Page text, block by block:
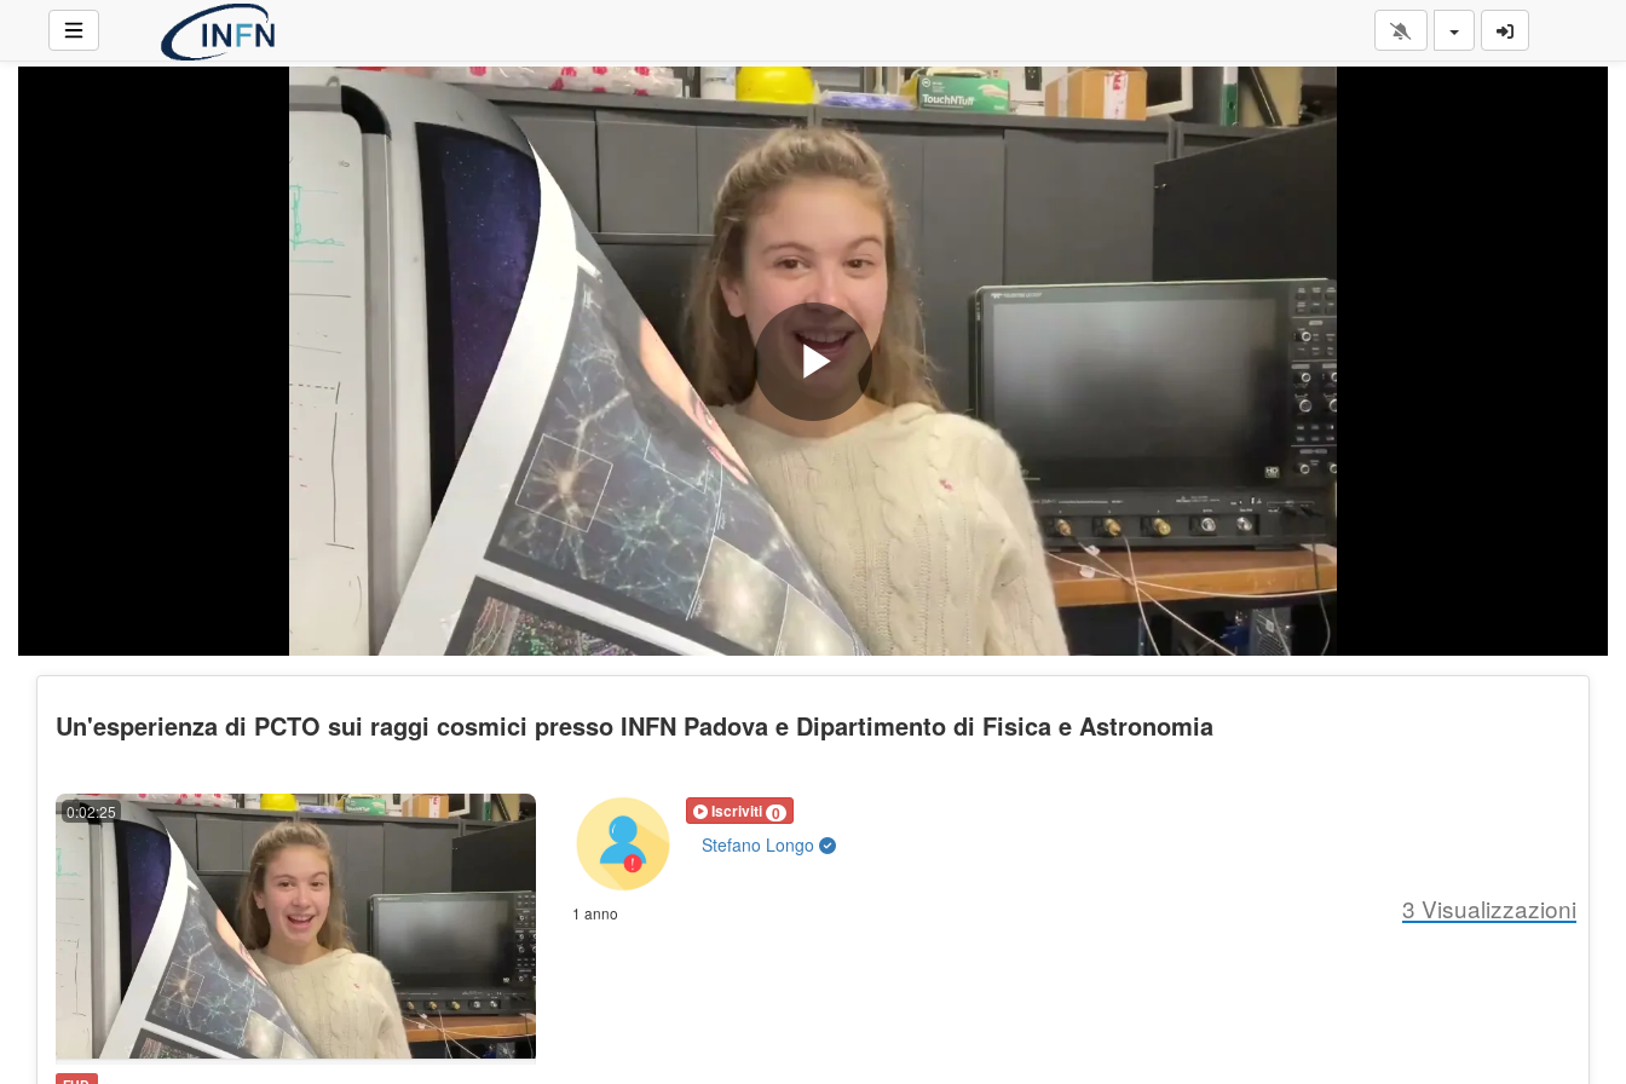
Play
Video
Un'esperienza di PCTO sui raggi cosmici presso INFN Padova e Dipartimento di Fisica e Astronomia
0:02:25 Iscriviti 0
Stefano Longo
1 anno 3 Visualizzazioni